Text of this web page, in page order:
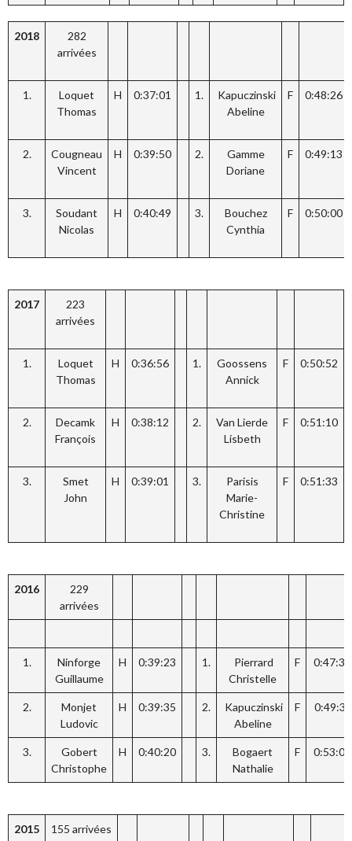
2018
282
arrivées
1.
Loquet
Thomas
H 0:37:01 1.
Kapuczinski
Abeline
F 0:48:26
2.
Cougneau
Vincent
H 0:39:50 2.
Gamme
Doriane
F 0:49:13
3.
Soudant
Nicolas
H 0:40:49 3.
Bouchez
Cynthia
F 0:50:00
2017
223
arrivées
1.
Loquet
Thomas
H 0:36:56 1.
Goossens
Annick
F 0:50:52
2.
Decamk
François
H 0:38:12 2.
Van Lierde
Lisbeth
F 0:51:10
3.
Smet
John
H 0:39:01 3.
Parisis
Marie-
Christine
F 0:51:33
2016
229
arrivées
1.
Ninforge
Guillaume
H 0:39:23 1.
Pierrard
Christelle
F 0:47:34
2.
Monjet
Ludovic
H 0:39:35 2.
Kapuczinski
Abeline
F 0:49:38
3.
Gobert
Christophe
H 0:40:20 3.
Bogaert
Nathalie
F 0:53:05
2015 155 arrivées